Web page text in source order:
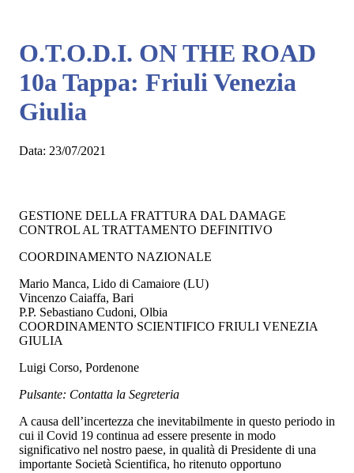
O.T.O.D.I. ON THE ROAD
10a Tappa: Friuli Venezia
Giulia
Data: 23/07/2021
GESTIONE DELLA FRATTURA DAL DAMAGE
CONTROL AL TRATTAMENTO DEFINITIVO
COORDINAMENTO NAZIONALE
Mario Manca, Lido di Camaiore (LU)
Vincenzo Caiaffa, Bari
P.P. Sebastiano Cudoni, Olbia
COORDINAMENTO SCIENTIFICO FRIULI VENEZIA
GIULIA
Luigi Corso, Pordenone
Pulsante: Contatta la Segreteria
A causa dell’incertezza che inevitabilmente in questo periodo in
cui il Covid 19 continua ad essere presente in modo
significativo nel nostro paese, in qualità di Presidente di una
importante Società Scientifica, ho ritenuto opportuno